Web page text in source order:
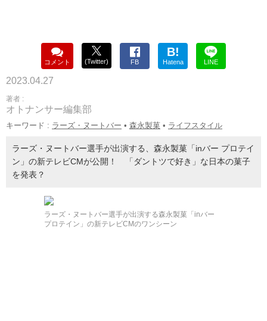
コメント (Twitter) FB
B!
Hatena LINE
2023.04.27
著者 :
オトナンサー編集部
キーワード : ラーズ・ヌートバー • 森永製菓 • ライフスタイル
ラーズ・ヌートバー選手が出演する、森永製菓「inバー プロテイ
ン」の新テレビCMが公開！ 「ダントツで好き」な日本の菓子
を発表？
ラーズ・ヌートバー選手が出演する森永製菓「inバー
プロテイン」の新テレビCMのワンシーン